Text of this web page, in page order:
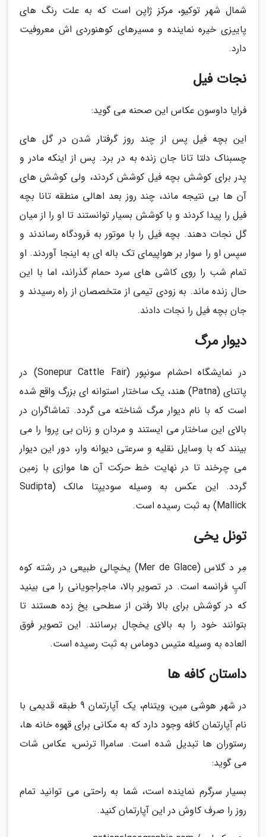
شمال شهر توکیو، مرکز ژاپن است که به علت رنگ های
پاییزی خیره نماینده و مسیرهای کوهنوردی اش معروفیت
دارد.
نجات فیل
فرایا داوسون عکاس این صحنه می گوید:
این بچه فیل پس از چند روز گرفتار شدن در گل های
چسبناک دلتا تانا جان زنده به در برد. پس از اینکه مادر و
پدر برای کوشش بچه فیل کوشش کردند، ولی کوشش های
آن ها بی نتیجه ماند، چند روز بعد اهالی منطقه تانا بچه
فیل را پیدا کردند و با کوشش بسیار توانستند تا او را از میان
گل نجات دهند. بچه فیل را با موتور به فرودگاه رساندند و
سپس او را سوار بر هواپیمای تک باله ای به اینجا آوردند. او
تمام شب را روی کاشی های سرد حمام گذراند، اما با این
حال زنده ماند. به زودی تیمی از متخصصان از راه رسیدند و
جان بچه فیل را نجات دادند.
دیوار مرگ
در نمایشگاه احشام سونپور (Sonepur Cattle Fair) در
پاتنای (Patna) هند، یک ساختار استوانه ای بزرگ واقع شده
است که با نام دیوار مرگ شناخته می گردد. تماشاگران در
بالای این ساختار می ایستند و مردان و زنان بی پروا را می
بینند که با وسایل نقلیه و سرعتی دیوانه وار، دور این دیوار
می چرخند تا در نهایت خط حرکت آن ها موازی با زمین
گردد. این عکس به وسیله سودیپتا مالک (Sudipta
Mallick) به ثبت رسیده است.
تونل یخی
مِر د گلاس (Mer de Glace) یخچالی طبیعی در رشته کوه
آلپِ فرانسه است. در تصویر بالا، ماجراجویانی را می بینید
که در کوشش برای بالا رفتن از سطحی یخ زده هستند تا
بتوانند خود را به بالای یخچال برسانند. این تصویر فوق
العاده به وسیله متیس دوماس به ثبت رسیده است.
داستان کافه ها
در شهر هوشی مین، ویتنام، یک آپارتمان 9 طبقه قدیمی با
نام آپارتمان کافه وجود دارد که به مکانی برای قهوه خانه ها،
رستوران ها تبدیل شده است. سامراا ترنس، عکاس شات
می گوید:
بسیار سرگرم نماینده است، شما به راحتی می توانید تمام
روز را صرف کاوش در این آپارتمان کنید.